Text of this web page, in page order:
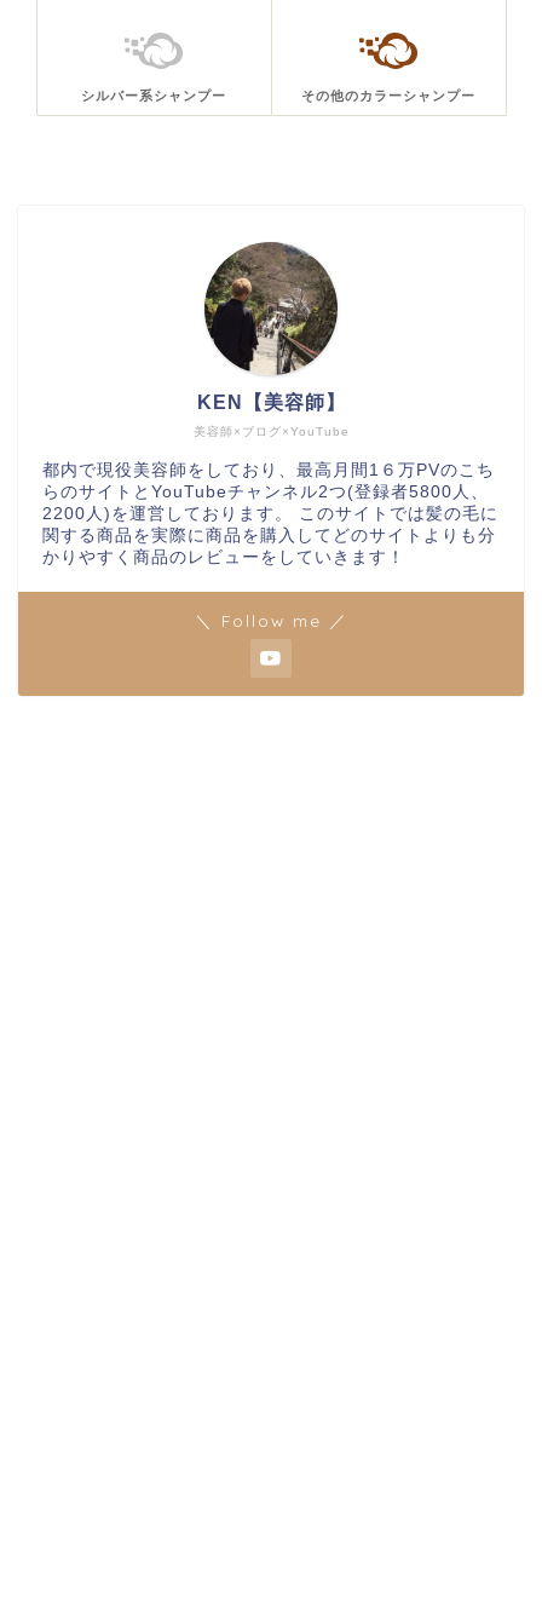
シルバー系シャンプー その他のカラーシャンプー
美容師×ブログ×YouTube
KEN【美容師】
都内で現役美容師をしており、最高月間1６万PVのこち
らのサイトとYouTubeチャンネル2つ(登録者5800人、
2200人)を運営しております。 このサイトでは髪の毛に
関する商品を実際に商品を購入してどのサイトよりも分
かりやすく商品のレビューをしていきます！
＼ Follow me ／